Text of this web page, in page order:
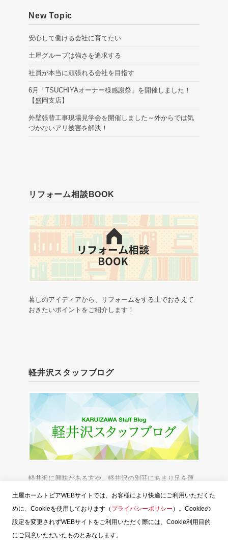
New Topic
安心して働ける会社に育てたい
土屋グループは強さを追求する
社員が本当に頑張れる会社を目指す
6月「TSUCHIYAオーナー様感謝祭」を開催しました！
【盛岡支店】
外壁張替工事現場見学会を開催しました～外からでは気
づかないアリ被害を解決！
リフォーム相談BOOK
暮しのアイディアから、リフォームをする上でおさえて
おきたいポイントをご紹介します！
軽井沢スタッフブログ
軽井沢に興味がある方や、軽井沢の別荘にあまり足を運
スタッフブログTOP 土屋ホームトピア
土屋ホームトピアWEBサイトでは、お客様により快適にご利用いただくた
めに、Cookieを使用しております（ プライバシーポリシー ）。Cookieの
設定を変更されずWEBサイトをご利用いただく際には、Cookie利用目的
にご同意いただいたものとみなします。